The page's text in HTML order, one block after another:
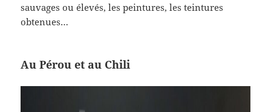
sauvages ou élevés, les peintures, les teintures
obtenues…
Au Pérou et au Chili